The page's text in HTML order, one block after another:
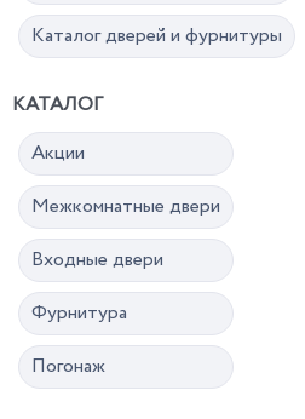
Каталог дверей и фурнитуры
КАТАЛОГ
Акции
Межкомнатные двери
Входные двери
Фурнитура
Погонаж